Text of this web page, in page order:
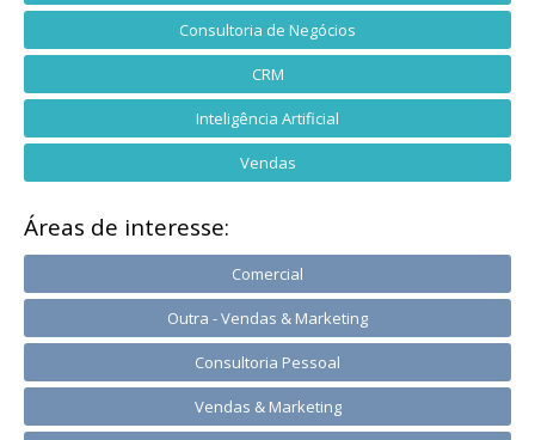
Consultoria de Negócios
CRM
Inteligência Artificial
Vendas
Áreas de interesse:
Comercial
Outra - Vendas & Marketing
Consultoria Pessoal
Vendas & Marketing